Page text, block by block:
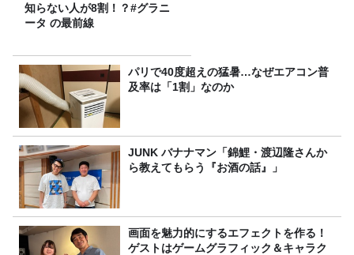
知らない人が8割！？#グラニ
ータ の最前線
パリで40度超えの猛暑…なぜエアコン普
及率は「1割」なのか
JUNK バナナマン「錦鯉・渡辺隆さんか
ら教えてもらう『お酒の話』」
画面を魅力的にするエフェクトを作る！
ゲストはゲームグラフィック＆キャラク